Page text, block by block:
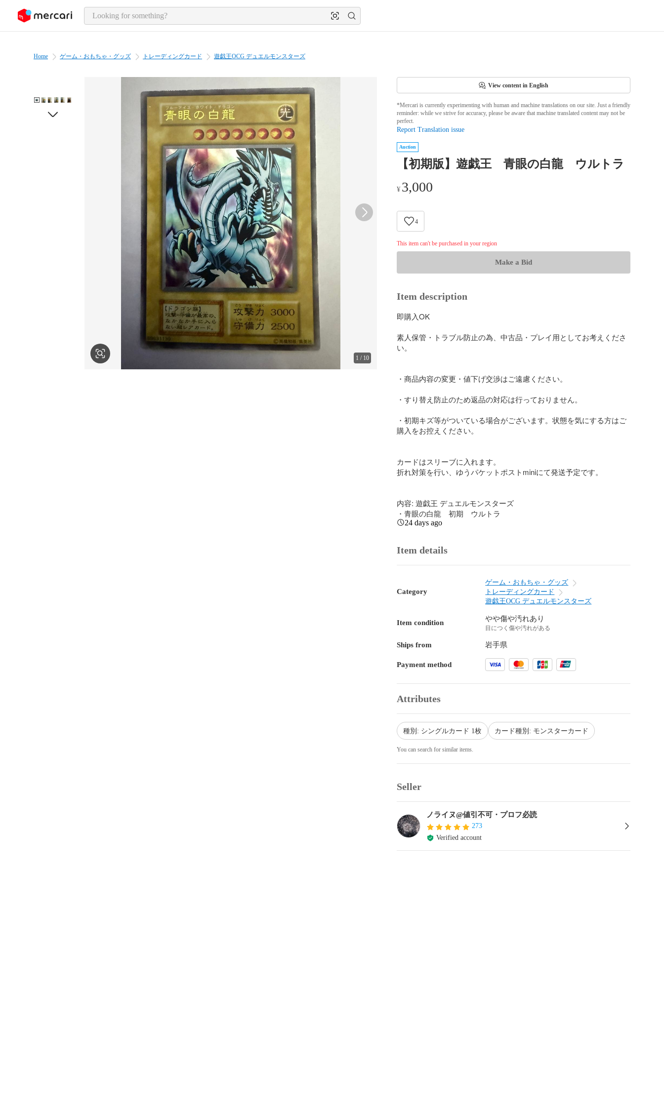
page content
Home ゲーム・おもちゃ・グッズ トレーディングカード 遊戯王OCG デュエルモンスターズ
1 / 10
View content in English
*Mercari is currently experimenting with human and machine translations on our site. Just a friendly
reminder: while we strive for accuracy, please be aware that machine translated content may not be
perfect.
Report Translation issue
Auction
【初期版】遊戯王 青眼の白龍 ウルトラ
¥ 3,000
4
This item can't be purchased in your region
Make a Bid
Item description
即購入OK
素人保管・トラブル防止の為、中古品・プレイ用としてお考えくださ
い。
・商品内容の変更・値下げ交渉はご遠慮ください。
・すり替え防止のため返品の対応は行っておりません。
・初期キズ等がついている場合がございます。状態を気にする方はご
購入をお控えください。
カードはスリーブに入れます。
折れ対策を行い、ゆうパケットポストminiにて発送予定です。
内容: 遊戯王 デュエルモンスターズ
・青眼の白龍　初期　ウルトラ
24 days ago
Item details
Category
ゲーム・おもちゃ・グッズ
トレーディングカード
遊戯王OCG デュエルモンスターズ
Item condition やや傷や汚れあり
目につく傷や汚れがある
Ships from 岩手県
Payment method
Attributes
種別: シングルカード 1枚 カード種別: モンスターカード
You can search for similar items.
Seller
ノライヌ@値引不可・プロフ必読
273
Verified account